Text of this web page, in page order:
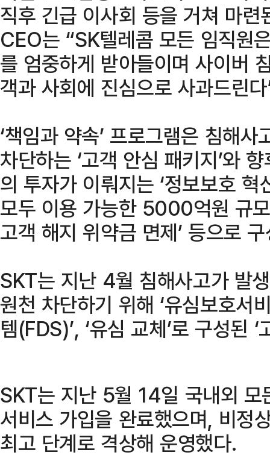
직후 긴급 이사회 등을 거쳐 마
CEO는 “SK텔레콤 모든 임직원
를 엄중하게 받아들이며 사이버
객과 사회에 진심으로 사과드린
‘책임과 약속’ 프로그램은 침해
차단하는 ‘고객 안심 패키지’와
의 투자가 이뤄지는 ‘정보보호
모두 이용 가능한 5000억원 규모
고객 해지 위약금 면제’ 등으로
SKT는 지난 4월 침해사고가 발
원천 차단하기 위해 ‘유심보호서
템(FDS)’, ‘유심 교체’로 구성된
SKT는 지난 5월 14일 국내외 모
서비스 가입을 완료했으며, 비정
최고 단계로 격상해 운영했다.